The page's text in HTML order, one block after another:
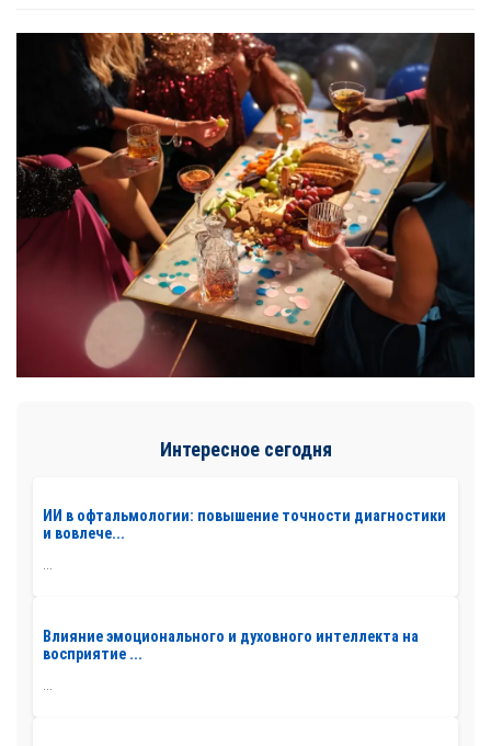
Интересное сегодня
ИИ в офтальмологии: повышение точности диагностики
и вовлече...
...
Влияние эмоционального и духовного интеллекта на
восприятие ...